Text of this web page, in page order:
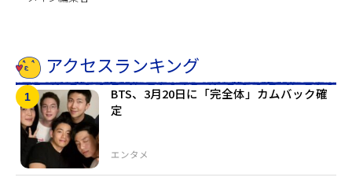
アクセスランキング
エンタメ
BTS、3月20日に「完全体」カムバック確
定